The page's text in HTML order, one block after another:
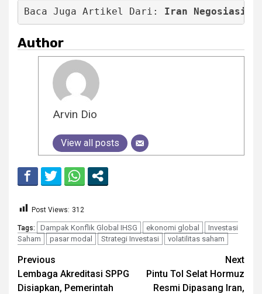
Baca Juga Artikel Dari: Iran Negosiasi
Author
Arvin Dio
View all posts
Post Views: 312
Tags: Dampak Konflik Global IHSG ekonomi global
Investasi
Saham
pasar modal Strategi Investasi volatilitas saham
Continue
Reading
Previous
Lembaga Akreditasi SPPG
Disiapkan, Pemerintah
Next
Pintu Tol Selat Hormuz
Resmi Dipasang Iran,